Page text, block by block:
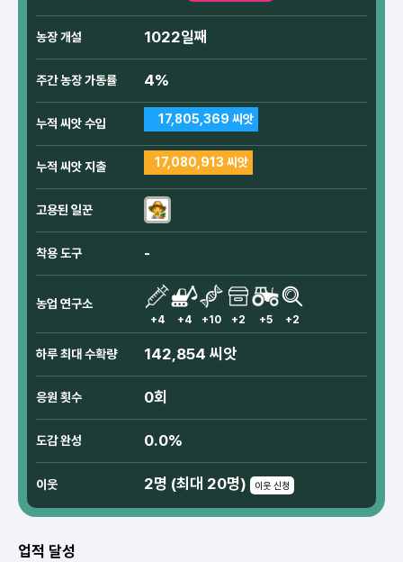
농장 개설 1022일째
주간 농장 가동률 4%
누적 씨앗 수입 17,805,369 씨앗
누적 씨앗 지출 17,080,913 씨앗
고용된 일꾼
착용 도구 -
농업 연구소
+4 +4 +10 +2 +5 +2
하루 최대 수확량 142,854 씨앗
응원 횟수 0회
도감 완성 0.0%
이웃 2명 (최대 20명) 이웃 신청
업적 달성